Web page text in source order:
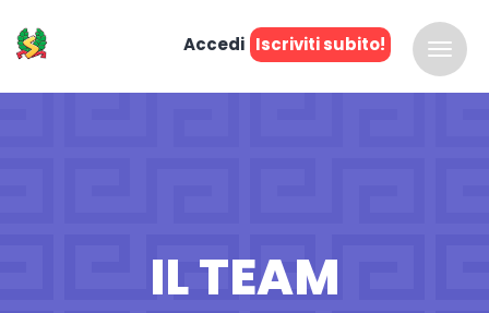
Accedi Iscriviti subito!
IL TEAM